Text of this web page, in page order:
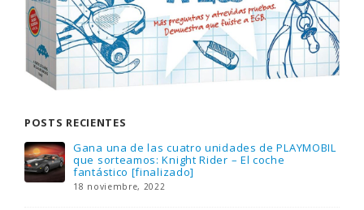
POSTS RECIENTES
Gana una de las cuatro unidades de PLAYMOBIL
que sorteamos: Knight Rider – El coche
fantástico [finalizado]
18 noviembre, 2022